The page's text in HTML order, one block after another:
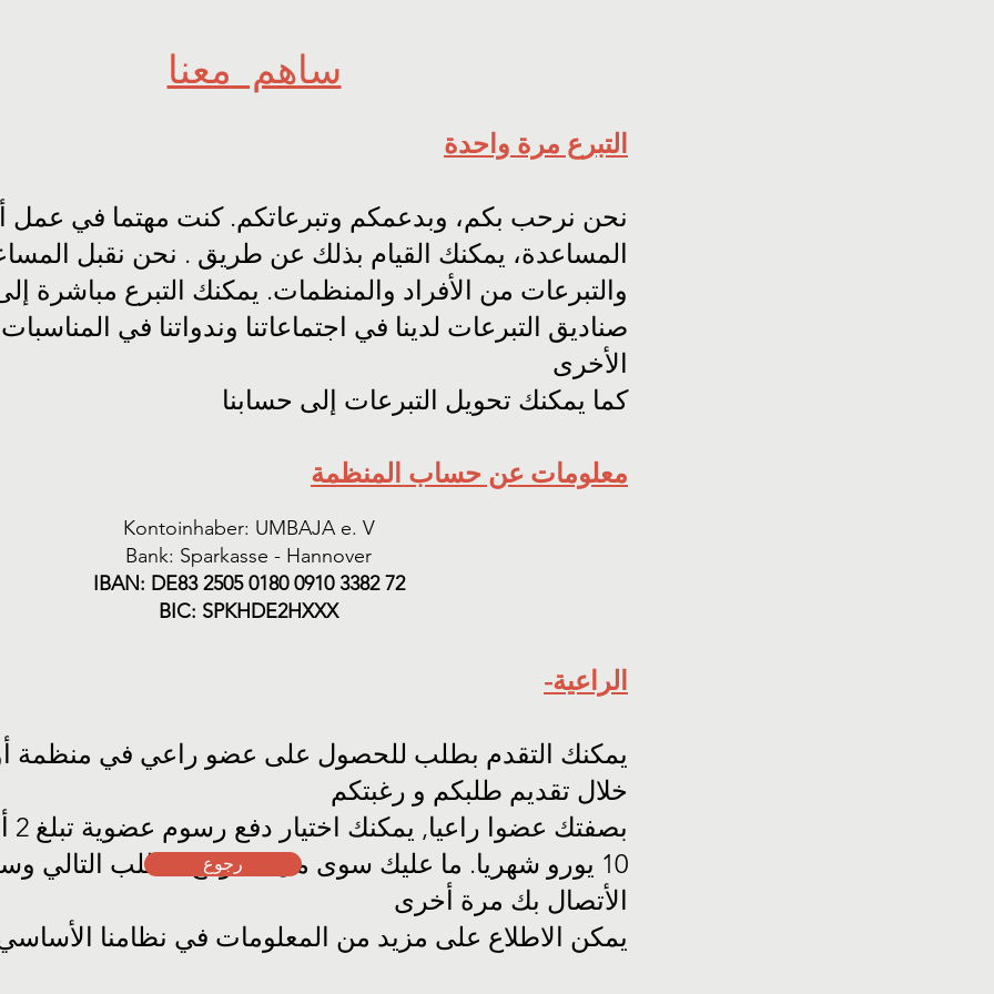
ساهم معنا
التبرع مرة واحدة
نحن نرحب بكم، وبدعمكم وتبرعاتكم. كنت مهتما في عمل
المساعدة، يمكنك القيام بذلك عن طريق . نحن نقبل
والتبرعات من الأفراد والمنظمات. يمكنك التبرع مباشرة
صناديق التبرعات لدينا في اجتماعاتنا وندواتنا في
الأخرى
كما يمكنك تحويل التبرعات إلى حسابنا
معلومات عن حساب المنظمة
Kontoinhaber: UMBAJA e. V
Bank: Sparkasse - Hannover
IBAN: DE83 2505 0180 0910 3382 72
BIC: SPKHDE2HXXX
-الراعية
يمكنك التقدم بطلب للحصول على عضو راعي في منظمة
خلال تقديم طلبكم و رغبتكم
بصفتك عضوا راعيا,
10 يورو شهريا. ما عليك سوى ملء نموذج الطلب التالي
الأتصال بك مرة أخرى
يمكن الاطلاع على مزيد من المعلومات في نظامنا
رجوع